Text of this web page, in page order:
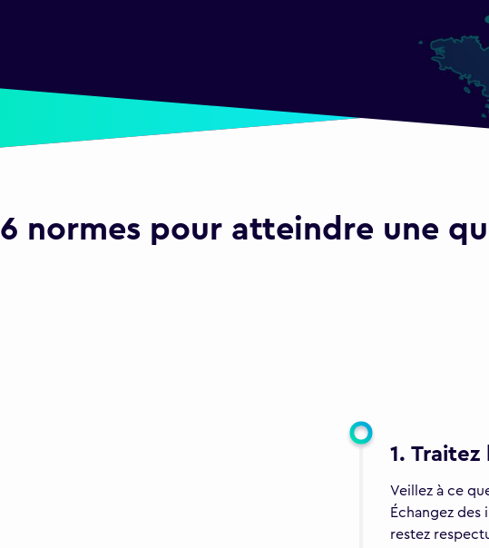
6 normes pour atteindre une
1.
Veillez à ce
Échangez
restez